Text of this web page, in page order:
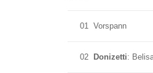
01 Vorspann
02 Donizetti: